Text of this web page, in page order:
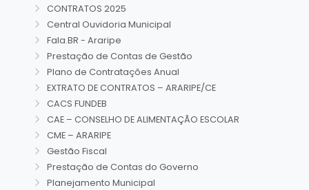
CONTRATOS 2025
Central Ouvidoria Municipal
Fala.BR - Araripe
Prestação de Contas de Gestão
Plano de Contratações Anual
EXTRATO DE CONTRATOS – ARARIPE/CE
CACS FUNDEB
CAE – CONSELHO DE ALIMENTAÇÃO ESCOLAR
CME – ARARIPE
Gestão Fiscal
Prestação de Contas do Governo
Planejamento Municipal